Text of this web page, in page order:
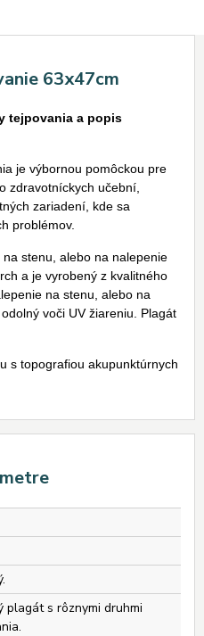
63x47cm
tejpovania a popis
je výbornou pomôckou pre
zdravotníckych učební,
zariadení, kde sa
problémov.
stenu, alebo na nalepenie
a je vyrobený z kvalitného
na stenu, alebo na
voči UV žiareniu. Plagát
s topografiou akupunktúrnych
plagát s rôznymi druhmi